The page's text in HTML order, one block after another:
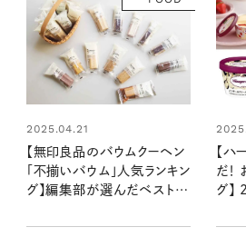
2025.04.21
【無印良品のバウムクーヘン
「不揃いバウム」人気ランキン
グ】編集部が選んだベスト５
発表！
【ハ
だ！
グ】
目の